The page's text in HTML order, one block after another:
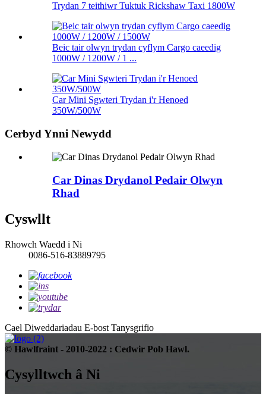
Trydan 7 teithiwr Tuktuk Rickshaw Taxi 1800W
Beic tair olwyn trydan cyflym Cargo caeedig
1000W / 1200W / 1 ...
Car Mini Sgwteri Trydan i'r Henoed
350W/500W
Cerbyd Ynni Newydd
Car Dinas Drydanol Pedair Olwyn
Rhad
Cyswllt
Rhowch Waedd i Ni
0086-516-83889795
Cael Diweddariadau E-bost Tanysgrifio
© Hawlfraint - 2010-2022 : Cedwir Pob Hawl.
Cysylltwch â Ni